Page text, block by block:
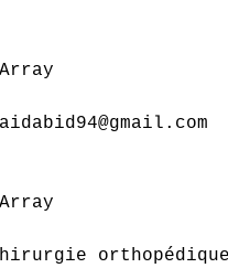
orthopédique